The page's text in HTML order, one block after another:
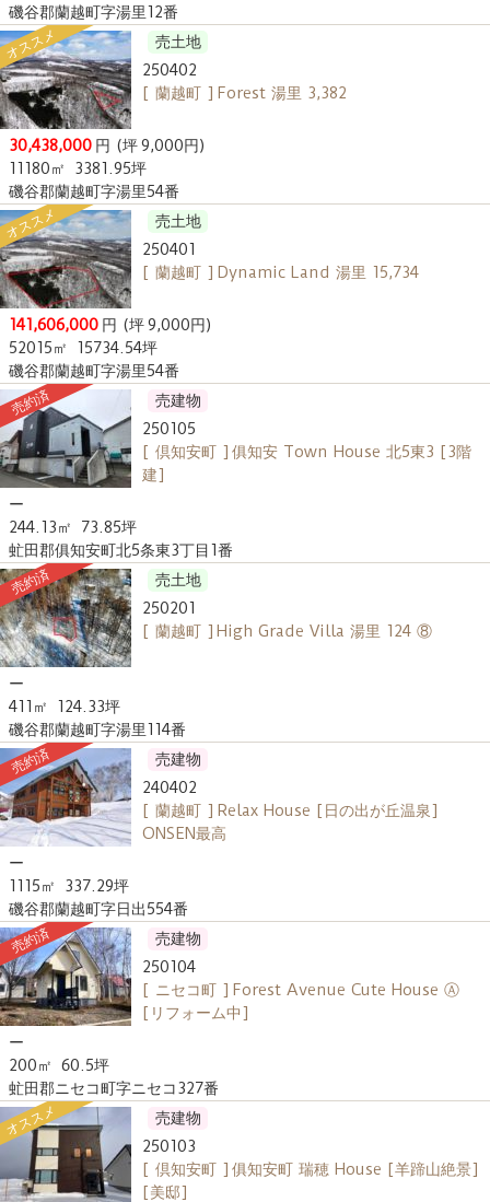
磯谷郡蘭越町字湯里12番
オススメ
売土地
250402
[ 蘭越町 ] Forest 湯里 3,382
30,438,000 円 (坪 9,000円)
11180㎡
3381.95坪
磯谷郡蘭越町字湯里54番
オススメ
売土地
250401
[ 蘭越町 ] Dynamic Land 湯里 15,734
141,606,000 円 (坪 9,000円)
52015㎡
15734.54坪
磯谷郡蘭越町字湯里54番
売約済
売建物
250105
[ 倶知安町 ] 俱知安 Town House 北5東3 [3階
建]
ー
244.13㎡
73.85坪
虻田郡俱知安町北5条東3丁目1番
売約済
売土地
250201
[ 蘭越町 ] High Grade Villa 湯里 124 ⑧
ー
411㎡
124.33坪
磯谷郡蘭越町字湯里114番
売約済
売建物
240402
[ 蘭越町 ] Relax House [日の出が丘温泉]
ONSEN最高
ー
1115㎡
337.29坪
磯谷郡蘭越町字日出554番
売約済
売建物
250104
[ ニセコ町 ] Forest Avenue Cute House Ⓐ
[リフォーム中]
ー
200㎡ 60.5坪
虻田郡ニセコ町字ニセコ327番
オススメ
売建物
250103
[ 倶知安町 ] 俱知安町 瑞穂 House [羊蹄山絶景]
[美邸]